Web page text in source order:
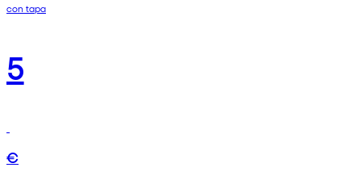
con tapa
5
€